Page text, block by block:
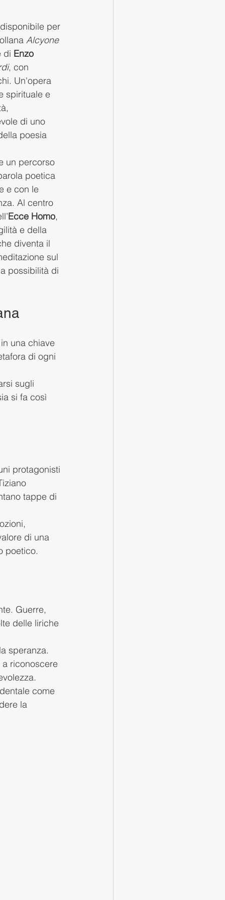
per
Alcyone
di Enzo
, con
Un'opera
spirituale e
di uno
poesia
un percorso
poetica
e con le
Al centro
Ecce Homo,
e della
diventa il
sul
possibilità di
una chiave
di ogni
sugli
si fa così
protagonisti
tappe di
di una
poetico.
Guerre,
delle liriche
speranza.
riconoscere
come
la